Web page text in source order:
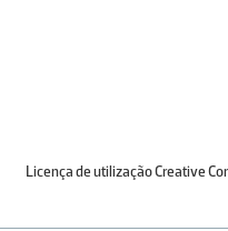
Licença de utilização Creative